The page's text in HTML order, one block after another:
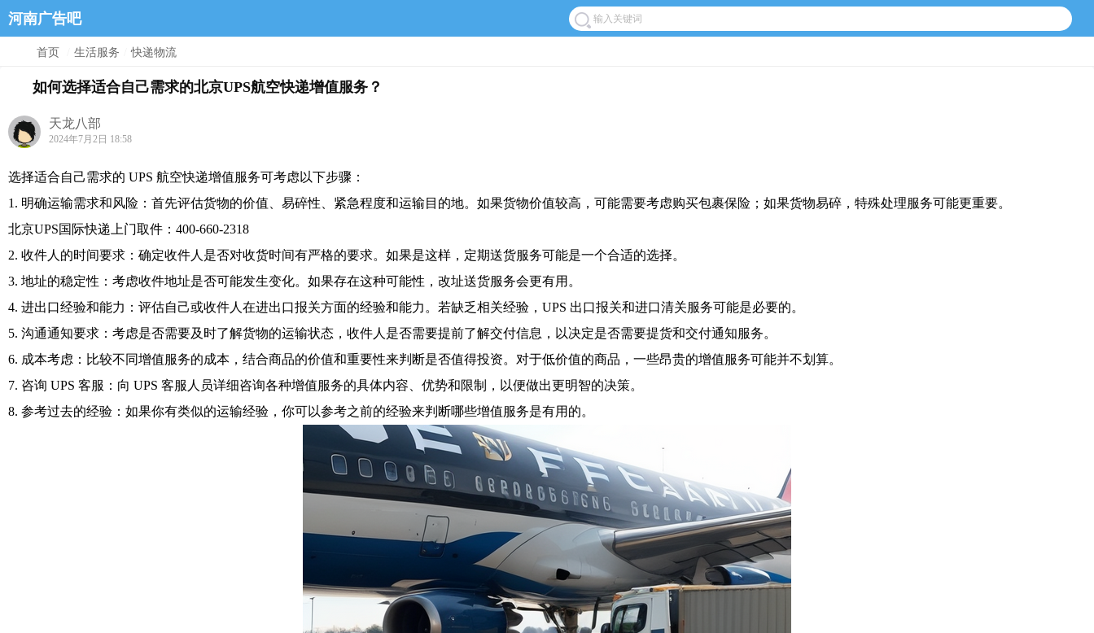
河南广告吧
首页 生活服务 快递物流
如何选择适合自己需求的北京UPS航空快递增值服务？
天龙八部
2024年7月2日 18:58
选择适合自己需求的 UPS 航空快递增值服务可考虑以下步骤：
1. 明确运输需求和风险：首先评估货物的价值、易碎性、紧急程度和运输目的地。如果货物价值较高，可能需要考虑购买包裹保险；如果货物易碎，特殊处理服务可能更重要。
北京UPS国际快递上门取件：400-660-2318
2. 收件人的时间要求：确定收件人是否对收货时间有严格的要求。如果是这样，定期送货服务可能是一个合适的选择。
3. 地址的稳定性：考虑收件地址是否可能发生变化。如果存在这种可能性，改址送货服务会更有用。
4. 进出口经验和能力：评估自己或收件人在进出口报关方面的经验和能力。若缺乏相关经验，UPS 出口报关和进口清关服务可能是必要的。
5. 沟通通知要求：考虑是否需要及时了解货物的运输状态，收件人是否需要提前了解交付信息，以决定是否需要提货和交付通知服务。
6. 成本考虑：比较不同增值服务的成本，结合商品的价值和重要性来判断是否值得投资。对于低价值的商品，一些昂贵的增值服务可能并不划算。
7. 咨询 UPS 客服：向 UPS 客服人员详细咨询各种增值服务的具体内容、优势和限制，以便做出更明智的决策。
8. 参考过去的经验：如果你有类似的运输经验，你可以参考之前的经验来判断哪些增值服务是有用的。